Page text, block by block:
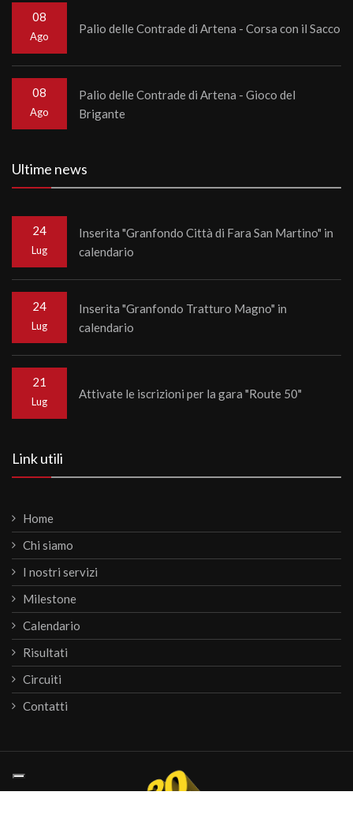
08
Ago
Palio delle Contrade di Artena - Corsa con il Sacco
08
Ago
Palio delle Contrade di Artena - Gioco del
Brigante
Ultime news
24
Lug
Inserita "Granfondo Città di Fara San Martino" in
calendario
24
Lug
Inserita "Granfondo Tratturo Magno" in
calendario
21
Lug
Attivate le iscrizioni per la gara "Route 50"
Link utili
Home
Chi siamo
I nostri servizi
Milestone
Calendario
Risultati
Circuiti
Contatti